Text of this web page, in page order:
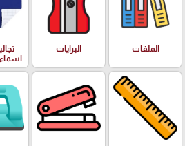
الملفات البرايات